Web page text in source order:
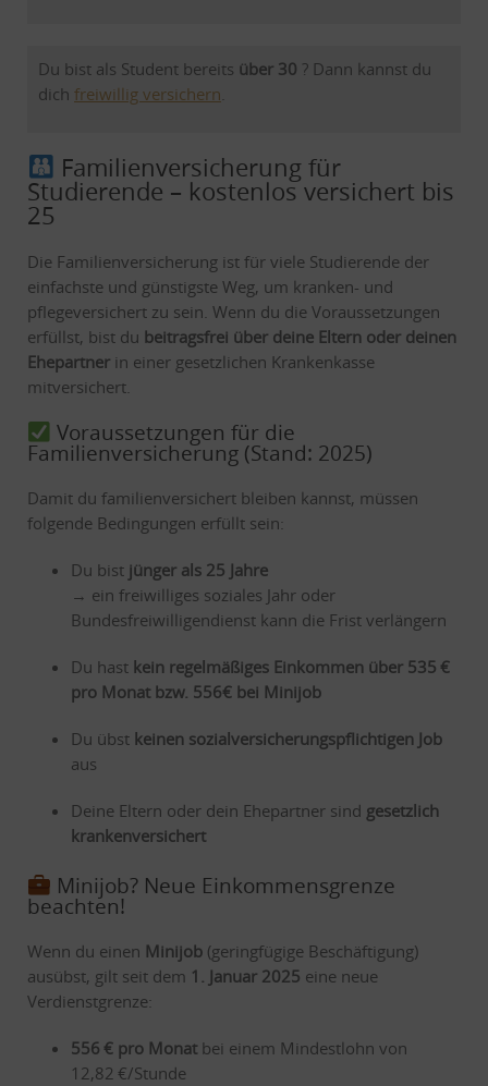
Du bist als Student bereits über 30 ? Dann kannst du
dich freiwillig versichern
Familienversicherung für
Studierende – kostenlos versichert bis
25
Die Familienversicherung ist für viele Studierende der
einfachste und günstigste Weg, um kranken- und
pflegeversichert zu sein. Wenn du die Voraussetzungen
erfüllst, bist du beitragsfrei über deine Eltern oder deinen
Ehepartner in einer gesetzlichen Krankenkasse
mitversichert.
Voraussetzungen für die
Familienversicherung (Stand: 2025)
Damit du familienversichert bleiben kannst, müssen
folgende Bedingungen erfüllt sein:
Du bist jünger als 25 Jahre
→ ein freiwilliges soziales Jahr oder
Bundesfreiwilligendienst kann die Frist verlängern
Du hast kein regelmäßiges Einkommen über 535 €
pro Monat bzw. 556€ bei Minijob
Du übst keinen sozialversicherungspflichtigen Job
aus
Deine Eltern oder dein Ehepartner sind gesetzlich
krankenversichert
Minijob? Neue Einkommensgrenze
beachten!
Wenn du einen Minijob (geringfügige Beschäftigung)
ausübst, gilt seit dem 1. Januar 2025 eine neue
Verdienstgrenze:
556 € pro Monat bei einem Mindestlohn von
12,82 €/Stunde